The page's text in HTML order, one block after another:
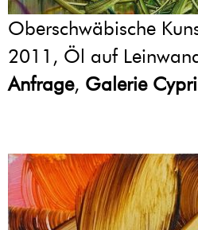
Oberschwäbische
2011, Öl auf
Anfrage, Galerie